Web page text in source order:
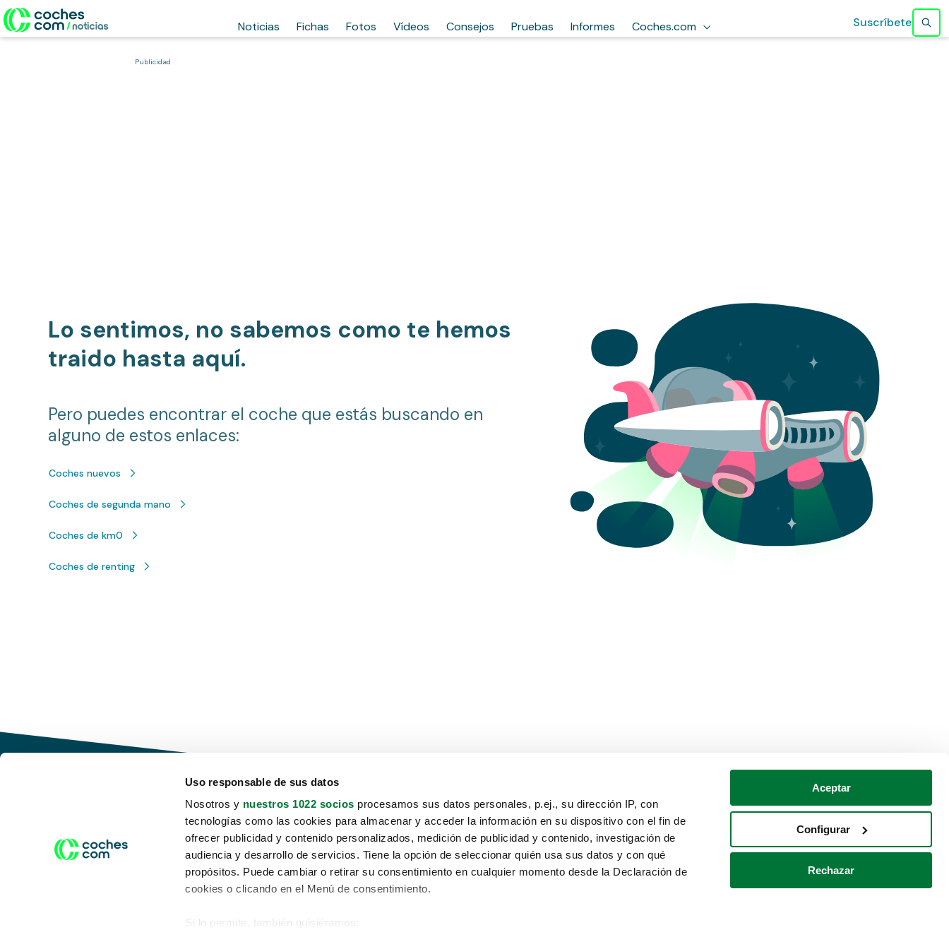
Uso responsable de sus datos
Nosotros y nuestros 1022 socios procesamos sus datos personales, p.ej., su dirección IP, con
tecnologías como las cookies para almacenar y acceder la información en su dispositivo con el fin de
ofrecer publicidad y contenido personalizados, medición de publicidad y contenido, investigación de
audiencia y desarrollo de servicios. Tiene la opción de seleccionar quién usa sus datos y con qué
propósitos. Puede cambiar o retirar su consentimiento en cualquier momento desde la Declaración de
cookies o clicando en el Menú de consentimiento.
Si lo permite, también quisiéramos:
Aceptar
Configurar
Rechazar
Noticias Fichas Fotos Vídeos Consejos Pruebas Informes Coches.com Suscríbete
Publicidad
Lo sentimos, no sabemos como te hemos
traido hasta aquí.
Pero puedes encontrar el coche que estás buscando en
alguno de estos enlaces:
Coches nuevos
Coches de segunda mano
Coches de km0
Coches de renting
Conduce tu futuro,
desata tu movilidad